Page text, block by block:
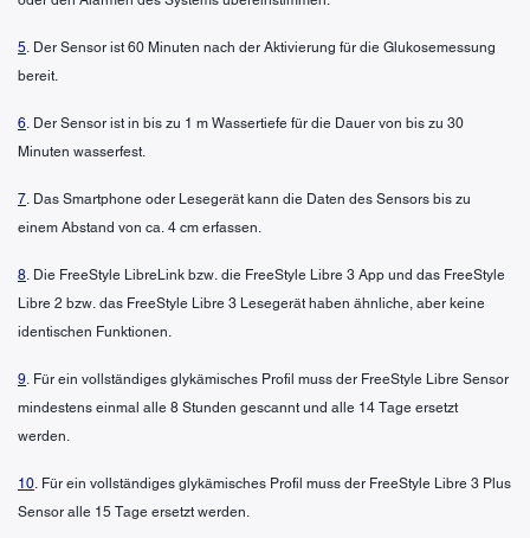
5 . Der Sensor ist 60 Minuten nach der Aktivierung für die Glukosemessung
bereit.
6 . Der Sensor ist in bis zu 1 m Wassertiefe für die Dauer von bis zu 30
Minuten wasserfest.
7 . Das Smartphone oder Lesegerät kann die Daten des Sensors bis zu
einem Abstand von ca. 4 cm erfassen.
8 . Die FreeStyle LibreLink bzw. die FreeStyle Libre 3 App und das FreeStyle
Libre 2 bzw. das FreeStyle Libre 3 Lesegerät haben ähnliche, aber keine
identischen Funktionen.
9 . Für ein vollständiges glykämisches Profil muss der FreeStyle Libre Sensor
mindestens einmal alle 8 Stunden gescannt und alle 14 Tage ersetzt
werden.
10 . Für ein vollständiges glykämisches Profil muss der FreeStyle Libre 3 Plus
Sensor alle 15 Tage ersetzt werden.